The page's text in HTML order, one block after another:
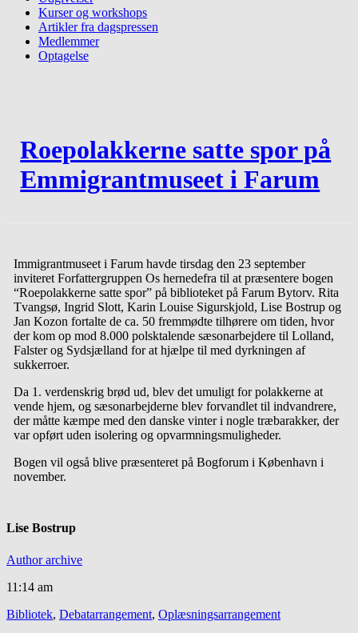
Kurser og workshops
Artikler fra dagspressen
Medlemmer
Optagelse
Roepolakkerne satte spor på
Emmigrantmuseet i Farum
Immigrantmuseet i Farum havde tirsdag den 23 september
inviteret Forfattergruppen Os hernedefra til at præsentere bogen
“Roepolakkerne satte spor” på biblioteket på Farum Bytorv. Rita
Tvangsø, Ingrid Slott, Karin Louise Sigurskjold, Lise Bostrup og
Jan Kozon fortalte de ca. 50 fremmødte tilhørere om tiden, hvor
der kom op mod 8.000 polsktalende sæsonarbejdere til Lolland,
Falster og Sydsjælland for at hjælpe til med dyrkningen af
sukkerroer.
Da 1. verdenskrig brød ud, blev det umuligt for polakkerne at
vende hjem, og sæsonarbejderne blev forvandlet til indvandrere,
der måtte kæmpe med den danske vinter i nogle træbarakker, der
var opført uden isolering og opvarmningsmuligheder.
Bogen vil også blive præsenteret på Bogforum i København i
november.
Lise Bostrup
Author archive
11:14 am
Bibliotek, Debatarrangement, Oplæsningsarrangement